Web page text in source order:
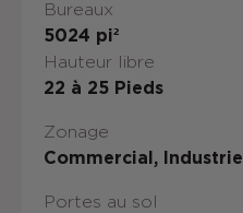
Bureaux
5024 pi²
Hauteur libre
22 à 25 Pieds
Zonage
Commercial, Industriel
Portes au sol